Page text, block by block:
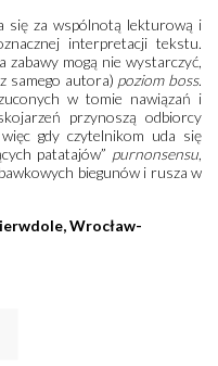
się za wspólnotą lekturową i
interpretacji tekstu.
zabawy mogą nie wystarczyć,
samego autora) poziom boss.
w tomie nawiązań i
przynoszą odbiorcy
gdy czytelnikom uda się
patatajów” purnonsensu,
biegunów i rusza w
Wrocław-